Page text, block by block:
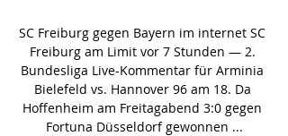
SC Freiburg gegen Bayern im internet SC
Freiburg am Limit vor 7 Stunden — 2.
Bundesliga Live-Kommentar für Arminia
Bielefeld vs. Hannover 96 am 18. Da
Hoffenheim am Freitagabend 3:0 gegen
Fortuna Düsseldorf gewonnen ...